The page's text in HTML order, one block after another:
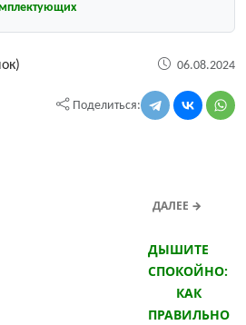
06.08.2024
Поделиться:
ДАЛЕЕ →
ДЫШИТЕ
СПОКОЙНО:
КАК
ПРАВИЛЬНО